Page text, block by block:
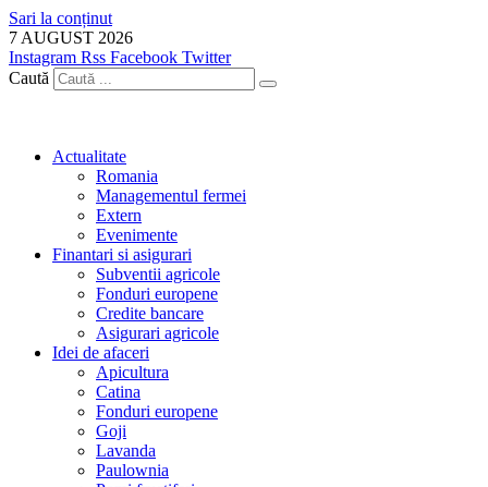
Sari la conținut
7 AUGUST 2026
Instagram Rss Facebook Twitter
Caută
Actualitate
Romania
Managementul fermei
Extern
Evenimente
Finantari si asigurari
Subventii agricole
Fonduri europene
Credite bancare
Asigurari agricole
Idei de afaceri
Apicultura
Catina
Fonduri europene
Goji
Lavanda
Paulownia